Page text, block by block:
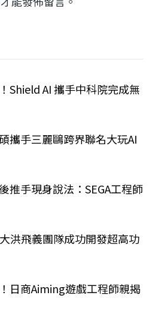
Shield AI 攜手中科院完成無
攜手三麗鷗跨界聯名大玩AI
推手現身說法：SEGA工程師
洪飛義團隊成功開發超高功
日商Aiming遊戲工程師親揭